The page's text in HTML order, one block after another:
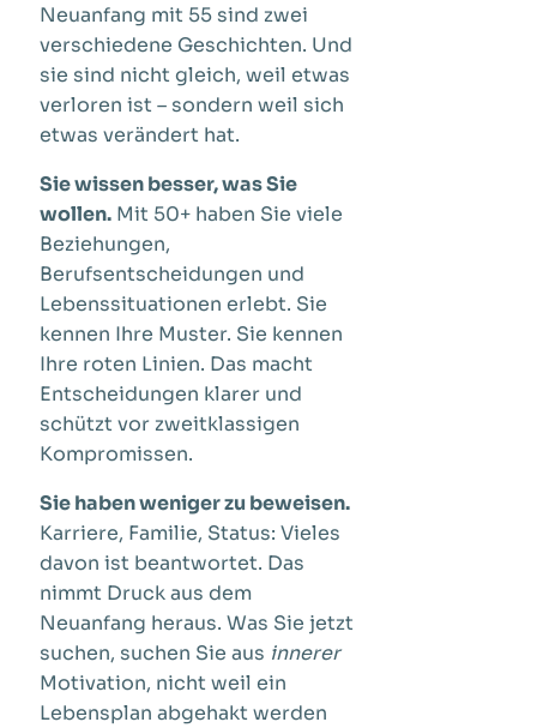
Neuanfang mit 55 sind zwei
verschiedene Geschichten. Und
sie sind nicht gleich, weil etwas
verloren ist – sondern weil sich
etwas verändert hat.
Sie wissen besser, was Sie
wollen.Mit 50+ haben Sie viele
Beziehungen,
Berufsentscheidungen und
Lebenssituationen erlebt. Sie
kennen Ihre Muster. Sie kennen
Ihre roten Linien. Das macht
Entscheidungen klarer und
schützt vor zweitklassigen
Kompromissen.
Sie haben weniger zu beweisen.
Karriere, Familie, Status: Vieles
davon ist beantwortet. Das
nimmt Druck aus dem
Neuanfang heraus. Was Sie jetzt
suchen, suchen Sie aus innerer
Motivation, nicht weil ein
Lebensplan abgehakt werden